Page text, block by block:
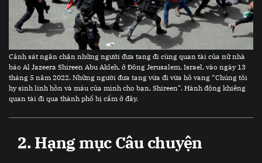
Cảnh sát ngăn chặn những người đưa tang đi cùng quan tài của nữ nhà
báo Al Jazeera Shireen Abu Akleh, ở Đông Jerusalem, Israel, vào ngày 13
tháng 5 năm 2022. Những người đưa tang vừa đi vừa hô vang “Chúng tôi
hy sinh linh hồn và máu của mình cho bạn, Shireen”. Hành động khiêng
quan tài đi qua thành phố bị cấm ở đây.
2. Hạng mục Câu chuyện